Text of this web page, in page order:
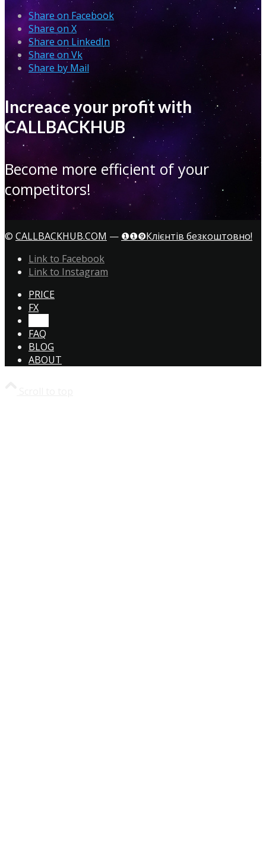
Share on Facebook
Share on X
Share on LinkedIn
Share on Vk
Share by Mail
Increace your profit with
CALLBACKHUB
Become more efficient of your
competitors!
© CALLBACKHUB.COM — ❶❶❾Клієнтів безкоштовно!
Link to Facebook
Link to Instagram
PRICE
FX
FAQ
BLOG
ABOUT